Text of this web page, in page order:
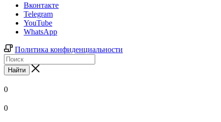
Вконтакте
Telegram
YouTube
WhatsApp
Политика конфиденциальности
Найти
0
0